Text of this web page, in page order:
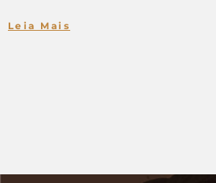
Leia Mais